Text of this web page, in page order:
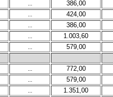
... 386,00
... 424,00
... 386,00
... 1.003,60
... 579,00
... 772,00
... 579,00
... 1.351,00